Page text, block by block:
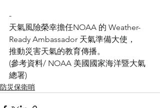
-
天氣風險榮幸擔任NOAA 的 Weather-
Ready Ambassador 天氣準備大使，
推動災害天氣的教育傳播。
(參考資料/ NOAA 美國國家海洋暨大氣
總署)
防災保衛哨